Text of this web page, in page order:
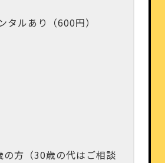
ルあり（600円）
方（30歳の代はご相談